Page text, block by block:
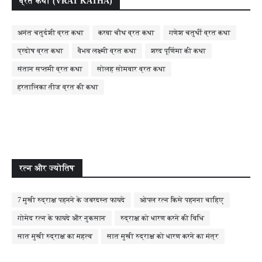
अनंत चतुर्दशी व्रत कथा करवा चौथ व्रत कथा गणेश चतुर्थी व्रत कथा
प्रदोष व्रत कथा वैभव लक्ष्मी व्रत कथा शरद पूर्णिमा की कथा
संतान सप्तमी व्रत कथा सोलह सोमवार व्रत कथा
हरतालिका तीज व्रत की कथा
रत्न और ज्योतिष
7 मुखी रुद्राक्ष पहनने के जबरदस्त फायदे ओपल रत्न किसे पहनना चाहिए
गोमेद रत्न के फायदे और नुकसान रुद्राक्ष को धारण करने की विधि
सात मुखी रुद्राक्ष का महत्व सात मुखी रुद्राक्ष को धारण करने का मंत्र